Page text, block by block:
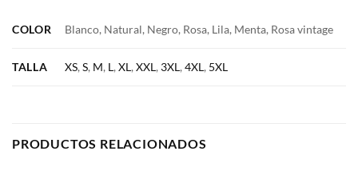
COLOR Blanco, Natural, Negro, Rosa, Lila, Menta, Rosa vintage
TALLA XS,S, M, L,XL,XXL, 3XL,4XL, 5XL
PRODUCTOS RELACIONADOS